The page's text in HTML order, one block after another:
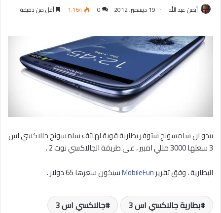
أيمن عبد الله 19 ديسمبر, 2012 0 1٬164 أقل من دقيقة
يبدو ان سامسونج ستوفر بطارية قوية لهاتف سامسونج جالاكسي اس
3 سعتها 3000 مللي امبير ، على طريقة الجالاكسي نوت 2 .
البطارية ، وفق تقريرMobileFunسيكون سعرها 65 دولار .
بطارية جالاكسي اس 3 جالاكسي اس 3